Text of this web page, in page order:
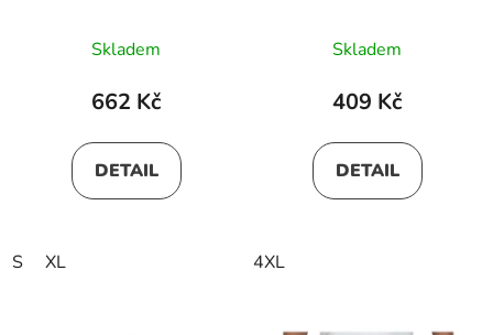
Skladem
662 Kč
DETAIL
S XL
Skladem
409 Kč
DETAIL
4XL